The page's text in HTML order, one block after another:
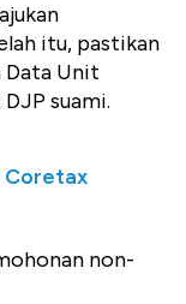
itu, pastikan
Data Unit
suami.
Coretax
non-